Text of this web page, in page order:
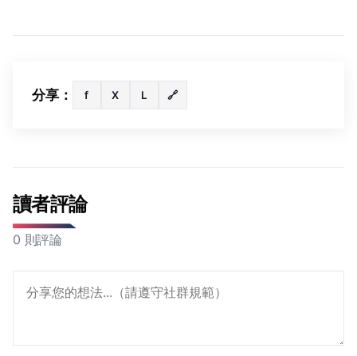
分享： f X L 🔗
讀者評論
0 則評論